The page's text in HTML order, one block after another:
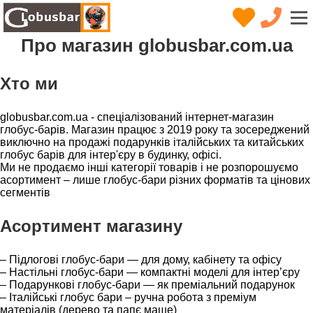
Про магазин globusbar.com.ua
Хто ми
globusbar.com.ua - спеціалізований інтернет-магазин
глобус-барів. Магазин працює з 2019 року та зосереджений
виключно на продажі подарунків італійських та китайських
глобус барів для інтер'єру в будинку, офісі.
Ми не продаємо інші категорії товарів і не розпорошуємо
асортимент – лише глобус-бари різних форматів та цінових
сегментів
Асортимент магазину
– Підлогові глобус-бари — для дому, кабінету та офісу
– Настільні глобус-бари — компактні моделі для інтер’єру
– Подарункові глобус-бари — як преміальний подарунок
– Італійські глобус бари – ручна робота з преміум
матеріалів (дерево та папє маше)